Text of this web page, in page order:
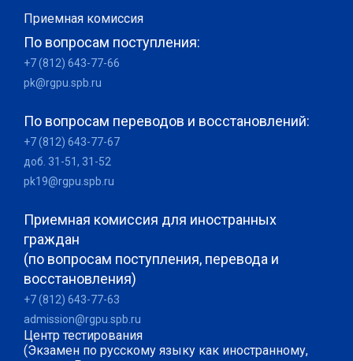
Приемная комиссия
По вопросам поступления:
+7 (812) 643-77-66
pk@rgpu.spb.ru
По вопросам переводов и восстановлений:
+7 (812) 643-77-67
доб. 31-51, 31-52
pk19@rgpu.spb.ru
Приемная комиссия для иностранных
граждан
(по вопросам поступления, перевода и
восстановления)
+7 (812) 643-77-63
admission@rgpu.spb.ru
Центр тестирования
(Экзамен по русскому языку как иностранному,